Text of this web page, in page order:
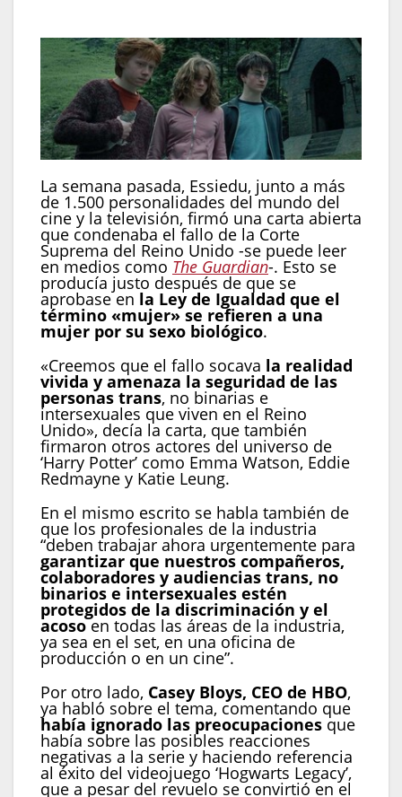
La semana pasada, Essiedu, junto a más
de 1.500 personalidades del mundo del
cine y la televisión, firmó una carta abierta
que condenaba el fallo de la Corte
Suprema del Reino Unido -se puede leer
en medios como The Guardian-. Esto se
producía justo después de que se
aprobase en la Ley de Igualdad que el
término «mujer» se refieren a una
mujer por su sexo biológico.
«Creemos que el fallo socava la realidad
vivida y amenaza la seguridad de las
personas trans, no binarias e
intersexuales que viven en el Reino
Unido», decía la carta, que también
firmaron otros actores del universo de
‘Harry Potter’ como Emma Watson, Eddie
Redmayne y Katie Leung.
En el mismo escrito se habla también de
que los profesionales de la industria
“deben trabajar ahora urgentemente para
garantizar que nuestros compañeros,
colaboradores y audiencias trans, no
binarios e intersexuales estén
protegidos de la discriminación y el
acosoen todas las áreas de la industria,
ya sea en el set, en una oficina de
producción o en un cine”.
Por otro lado, Casey Bloys, CEO de HBO,
ya habló sobre el tema, comentando que
había ignorado las preocupaciones que
había sobre las posibles reacciones
negativas a la serie y haciendo referencia
al éxito del videojuego ‘Hogwarts Legacy’,
que a pesar del revuelo se convirtió en el